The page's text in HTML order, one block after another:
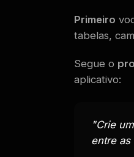
Primeiro
tabelas,
Segue o
aplicativo:
"Crie
entre as